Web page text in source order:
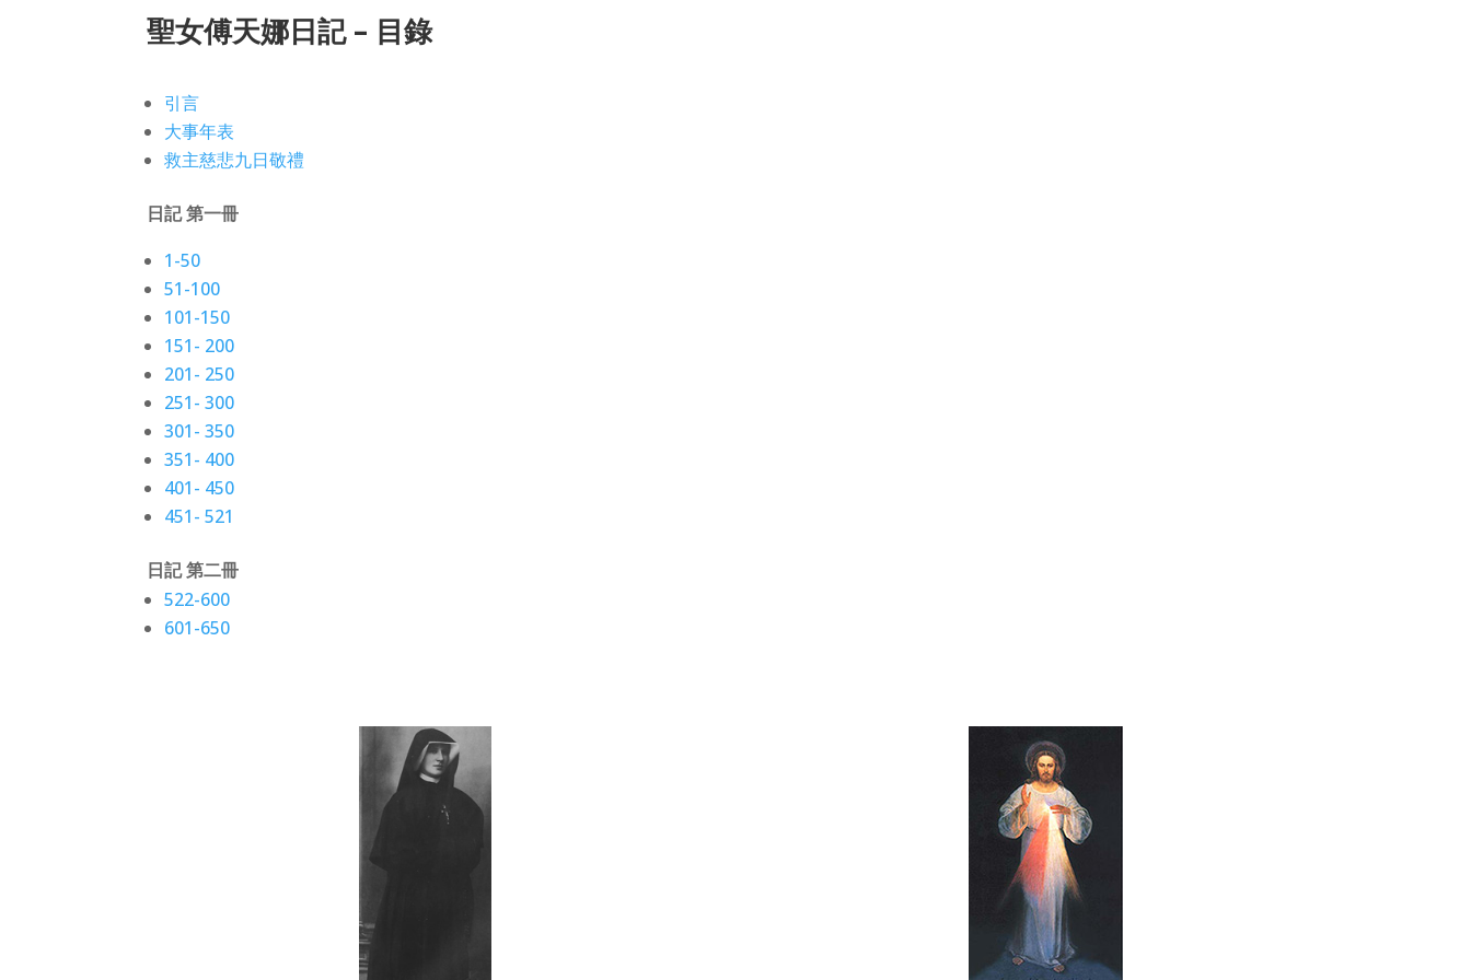
聖女傅天娜日記 – 目錄
引言
大事年表
救主慈悲九日敬禮
日記 第一冊
1-50
51-100
101-150
151- 200
201- 250
251- 300
301- 350
351- 400
401- 450
451- 521
日記 第二冊
522-600
601-650